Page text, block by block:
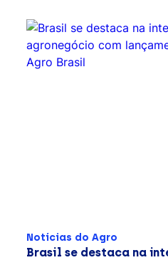
Notícias do Agro
Brasil se destaca na